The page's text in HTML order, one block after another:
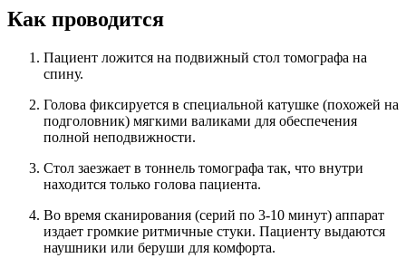
Как проводится
Пациент ложится на подвижный стол томографа на
спину.
Голова фиксируется в специальной катушке (похожей на
подголовник) мягкими валиками для обеспечения
полной неподвижности.
Стол заезжает в тоннель томографа так, что внутри
находится только голова пациента.
Во время сканирования (серий по 3-10 минут) аппарат
издает громкие ритмичные стуки. Пациенту выдаются
наушники или беруши для комфорта.